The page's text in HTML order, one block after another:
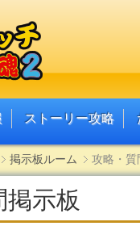
ストーリー攻略
掲示板ルーム 攻略・質
示板